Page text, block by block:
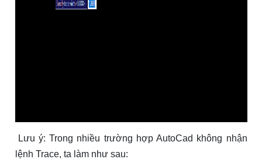
Lưu ý: Trong nhiều trường hợp AutoCad không nhận
lệnh Trace, ta làm như sau: